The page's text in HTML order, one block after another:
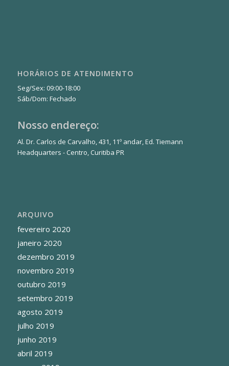
HORÁRIOS DE ATENDIMENTO
Seg/Sex: 09:00-18:00
Sáb/Dom: Fechado
Nosso endereço:
Al. Dr. Carlos de Carvalho, 431, 11º andar, Ed. Tiemann
Headquarters - Centro, Curitiba PR
ARQUIVO
fevereiro 2020
janeiro 2020
dezembro 2019
novembro 2019
outubro 2019
setembro 2019
agosto 2019
julho 2019
junho 2019
abril 2019